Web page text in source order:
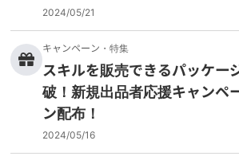
2024/05/21
キャンペーン・特集
スキルを販売できるパッケー
破！新規出品者応援キャンペ
ン配布！
2024/05/16